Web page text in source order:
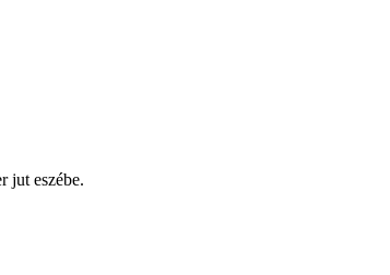
jut eszébe.